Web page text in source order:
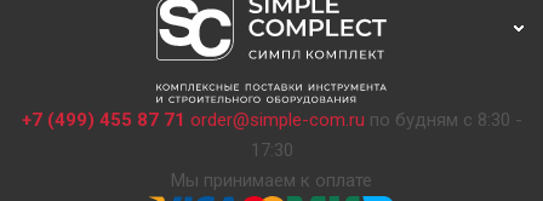
+7 (499) 455 87 71 order@simple-com.ru по будням с 8:30 -
17:30
Мы принимаем к оплате